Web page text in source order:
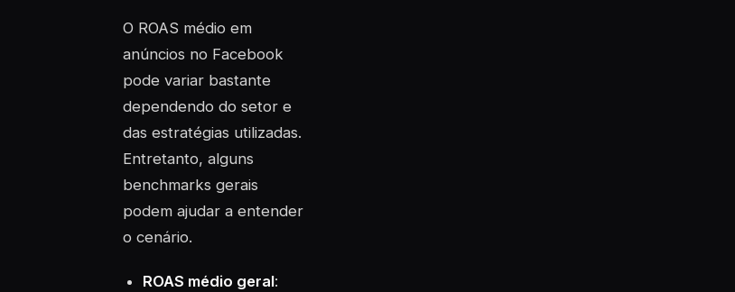
O ROAS médio em
anúncios no Facebook
pode variar bastante
dependendo do setor e
das estratégias utilizadas.
Entretanto, alguns
benchmarks gerais
podem ajudar a entender
o cenário.
ROAS médio geral: